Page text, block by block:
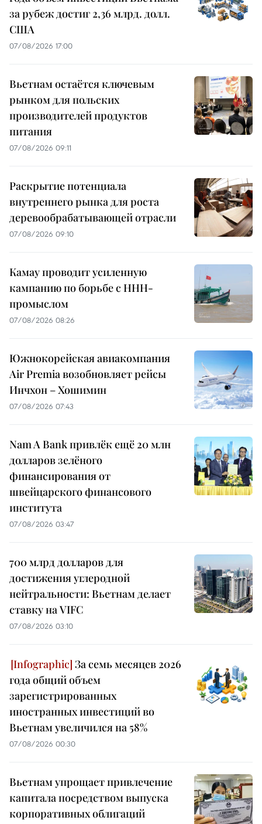
за рубеж достиг 2,36 млрд. долл.
США
07/08/2026 17:00
Вьетнам остаётся ключевым
рынком для польских
производителей продуктов
питания
07/08/2026 09:11
Раскрытие потенциала
внутреннего рынка для роста
деревообрабатывающей отрасли
07/08/2026 09:10
Камау проводит усиленную
кампанию по борьбе с ННН-
промыслом
07/08/2026 08:26
Южнокорейская авиакомпания
Air Premia возобновляет рейсы
Инчхон – Хошимин
07/08/2026 07:43
Nam A Bank привлёк ещё 20 млн
долларов зелёного
финансирования от
швейцарского финансового
института
07/08/2026 03:47
700 млрд долларов для
достижения углеродной
нейтральности: Вьетнам делает
ставку на VIFC
07/08/2026 03:10
За семь месяцев 2026
года общий объем
зарегистрированных
иностранных инвестиций во
Вьетнам увеличился на 58%
07/08/2026 00:30
Вьетнам упрощает привлечение
капитала посредством выпуска
корпоративных облигаций